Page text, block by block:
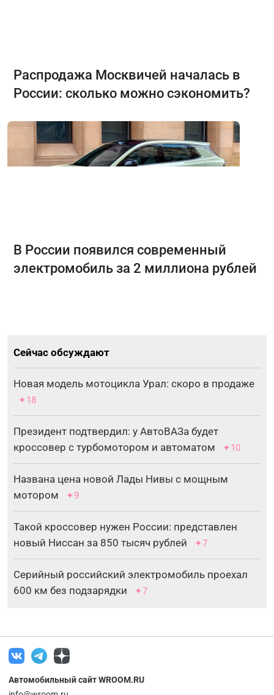
Распродажа Москвичей началась в
России: сколько можно сэкономить?
В России появился современный
электромобиль за 2 миллиона рублей
Сейчас обсуждают
Новая модель мотоцикла Урал: скоро в продаже
✦18
Президент подтвердил: у АвтоВАЗа будет
кроссовер с турбомотором и автоматом
✦10
Названа цена новой Лады Нивы с мощным
мотором
✦9
Такой кроссовер нужен России: представлен
новый Ниссан за 850 тысяч рублей
✦7
Серийный российский электромобиль проехал
600 км без подзарядки
✦7
Автомобильный сайт WROOM.RU